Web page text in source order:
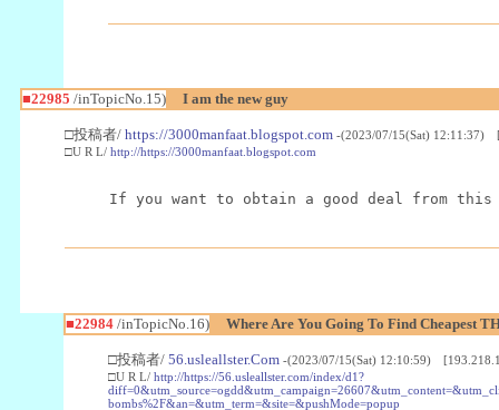
■22985 /inTopicNo.15) I am the new guy
□投稿者/ https://3000manfaat.blogspot.com -(2023/07/15(Sat) 12:11:37)
□U R L/ http://https://3000manfaat.blogspot.com
If you want to obtain a good deal from this
■22984/inTopicNo.16) Where Are You Going To Find Cheapest
□投稿者/ 56.usleallster.Com -(2023/07/15(Sat) 12:10:59)
□U R L/ http://https://56.usleallster.com/index/d1?
bombs%2F&an=&utm_term=&site=&pushMode=popup